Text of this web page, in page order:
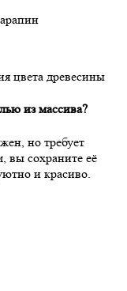
цвета древесины
из массива?
но требует
вы сохраните её
и красиво.